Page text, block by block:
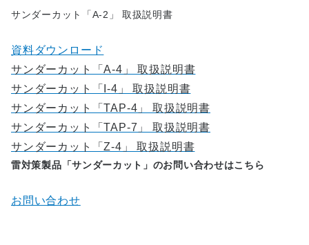
告なく変更される場合があります。そのため、本サ
イトに掲載されている取扱説明書の内容は、お客様
がご購入になられた製品に同梱の取扱説明書や、現
時点で発売されている製品に同梱の取扱説明書の内
容と異なる場合があります。あらかじめご了承くだ
さい。
扱説明書について、購入されたお客様以外からのお
サンダーカット「A-2」 取扱説明書
資料ダウンロード
サンダーカット「A-4」 取扱説明書
サンダーカット「I-4」 取扱説明書
サンダーカット「TAP-4」 取扱説明書
サンダーカット「TAP-7」 取扱説明書
サンダーカット「Z-4」 取扱説明書
雷対策製品「サンダーカット」のお問い合わせはこちら
お問い合わせ